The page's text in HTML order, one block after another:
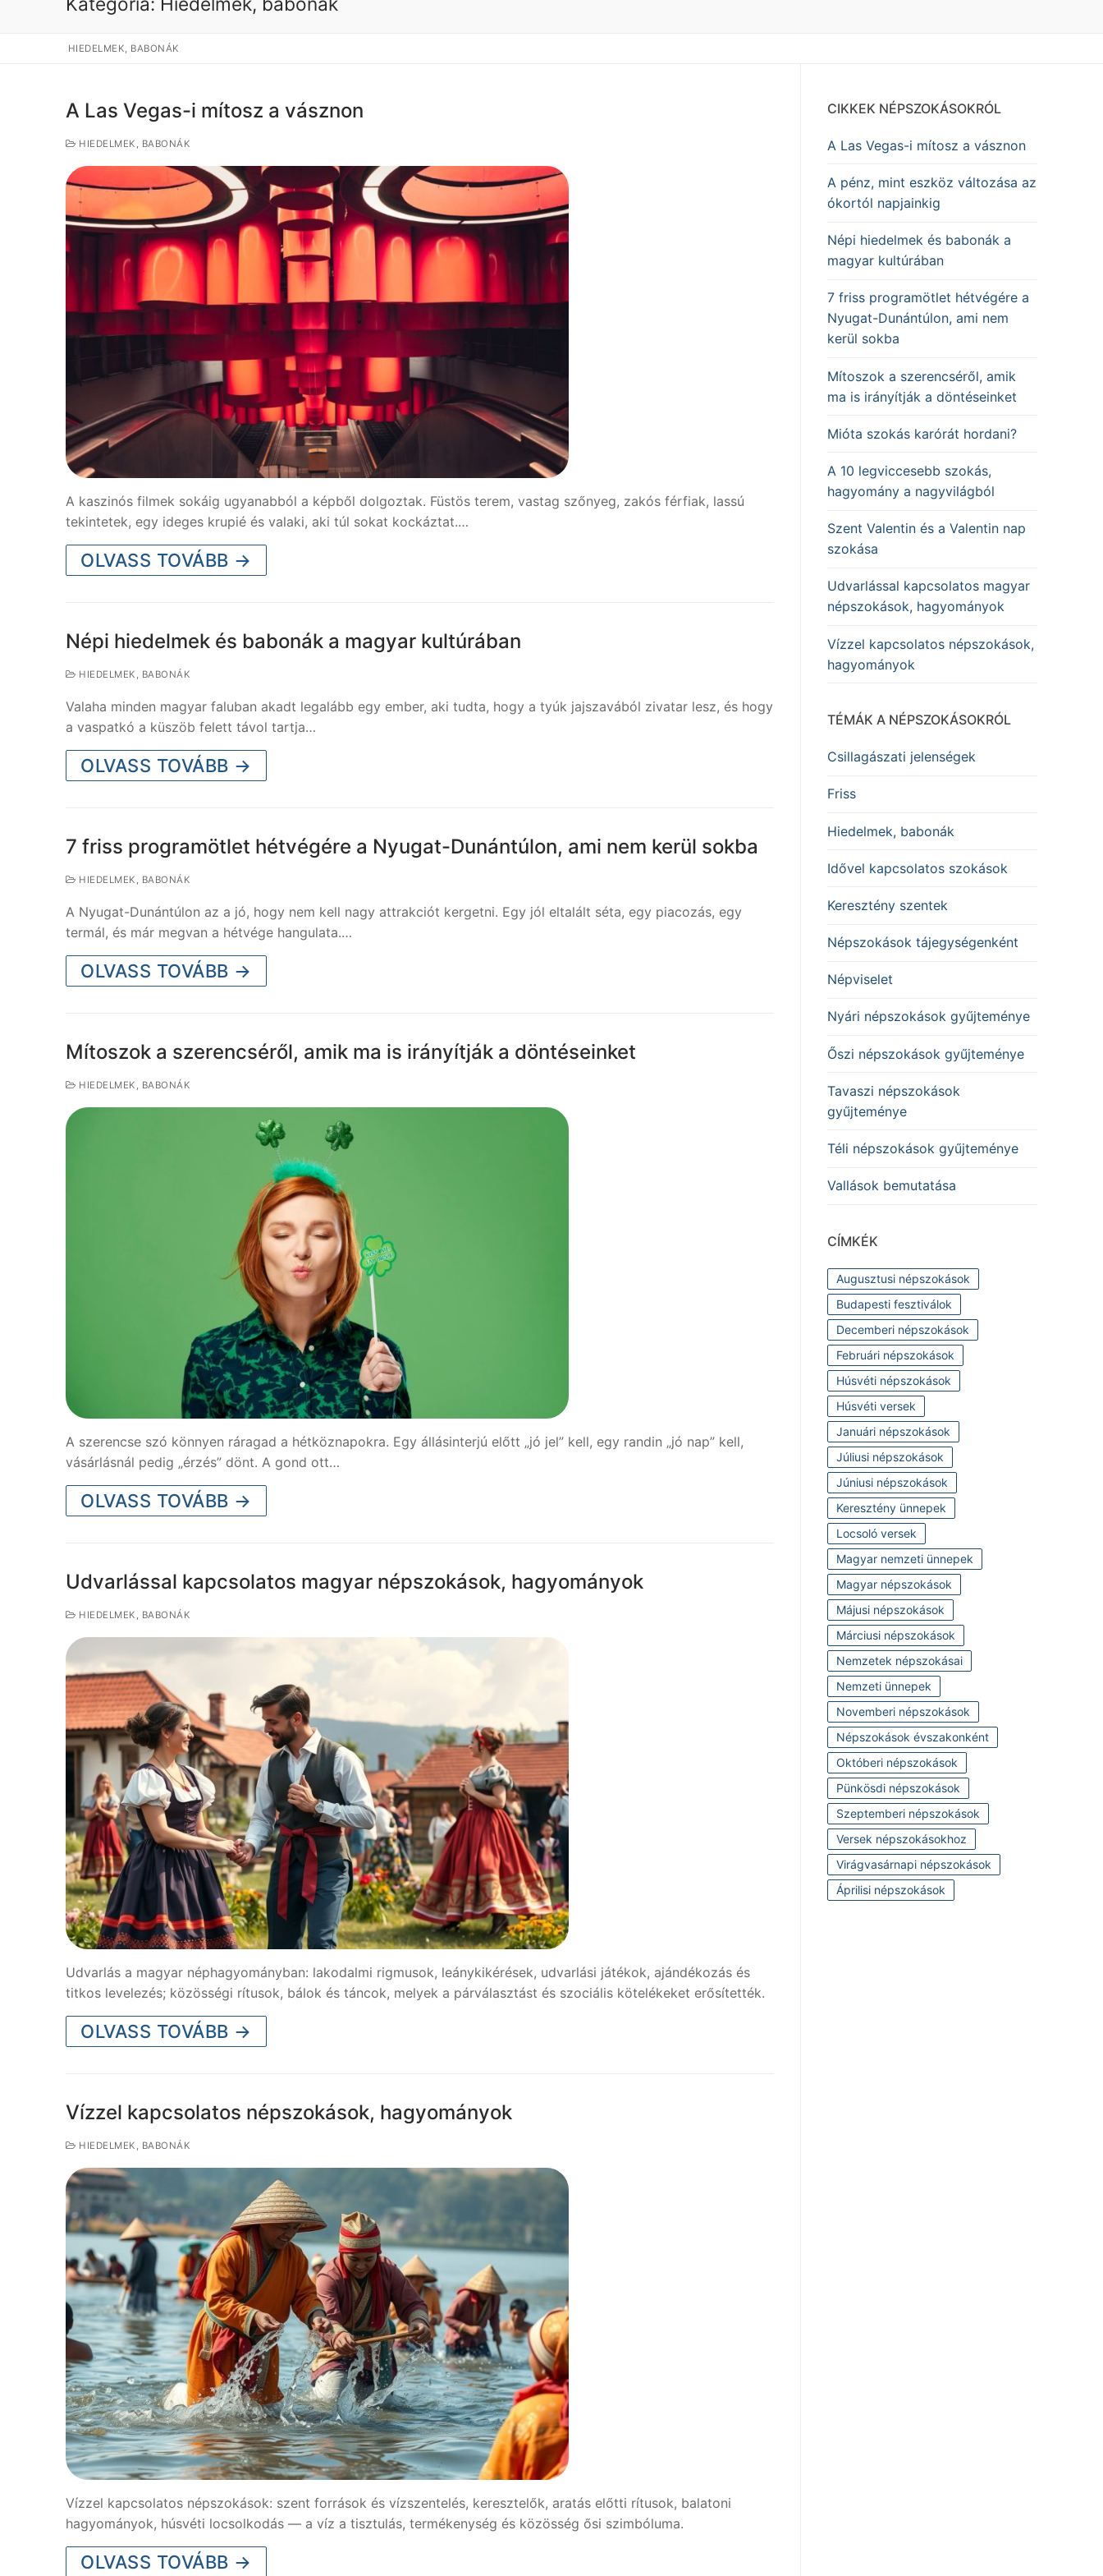
HIEDELMEK, BABONÁK
A Las Vegas-i mítosz a vásznon
HIEDELMEK, BABONÁK
A kaszinós filmek sokáig ugyanabból a képből dolgoztak. Füstös terem, vastag szőnyeg, zakós férfiak, lassú
tekintetek, egy ideges krupié és valaki, aki túl sokat kockáztat.…
OLVASS TOVÁBB →
Népi hiedelmek és babonák a magyar kultúrában
HIEDELMEK, BABONÁK
Valaha minden magyar faluban akadt legalább egy ember, aki tudta, hogy a tyúk jajszavából zivatar lesz, és hogy
a vaspatkó a küszöb felett távol tartja…
OLVASS TOVÁBB →
7 friss programötlet hétvégére a Nyugat-Dunántúlon, ami nem kerül sokba
HIEDELMEK, BABONÁK
A Nyugat-Dunántúlon az a jó, hogy nem kell nagy attrakciót kergetni. Egy jól eltalált séta, egy piacozás, egy
termál, és már megvan a hétvége hangulata.…
OLVASS TOVÁBB →
Mítoszok a szerencséről, amik ma is irányítják a döntéseinket
HIEDELMEK, BABONÁK
A szerencse szó könnyen ráragad a hétköznapokra. Egy állásinterjú előtt „jó jel” kell, egy randin „jó nap” kell,
vásárlásnál pedig „érzés” dönt. A gond ott…
OLVASS TOVÁBB →
Udvarlással kapcsolatos magyar népszokások, hagyományok
HIEDELMEK, BABONÁK
Udvarlás a magyar néphagyományban: lakodalmi rigmusok, leánykikérések, udvarlási játékok, ajándékozás és
titkos levelezés; közösségi rítusok, bálok és táncok, melyek a párválasztást és szociális kötelékeket erősítették.
OLVASS TOVÁBB →
Vízzel kapcsolatos népszokások, hagyományok
HIEDELMEK, BABONÁK
Vízzel kapcsolatos népszokások: szent források és vízszentelés, keresztelők, aratás előtti rítusok, balatoni
hagyományok, húsvéti locsolkodás — a víz a tisztulás, termékenység és közösség ősi szimbóluma.
OLVASS TOVÁBB →
CIKKEK NÉPSZOKÁSOKRÓL
A Las Vegas-i mítosz a vásznon
A pénz, mint eszköz változása az
ókortól napjainkig
Népi hiedelmek és babonák a
magyar kultúrában
7 friss programötlet hétvégére a
Nyugat-Dunántúlon, ami nem
kerül sokba
Mítoszok a szerencséről, amik
ma is irányítják a döntéseinket
Mióta szokás karórát hordani?
A 10 legviccesebb szokás,
hagyomány a nagyvilágból
Szent Valentin és a Valentin nap
szokása
Udvarlással kapcsolatos magyar
népszokások, hagyományok
Vízzel kapcsolatos népszokások,
hagyományok
TÉMÁK A NÉPSZOKÁSOKRÓL
Csillagászati jelenségek
Friss
Hiedelmek, babonák
Idővel kapcsolatos szokások
Keresztény szentek
Népszokások tájegységenként
Népviselet
Nyári népszokások gyűjteménye
Őszi népszokások gyűjteménye
Tavaszi népszokások
gyűjteménye
Téli népszokások gyűjteménye
Vallások bemutatása
CÍMKÉK
Augusztusi népszokások
Budapesti fesztiválok
Decemberi népszokások
Februári népszokások
Húsvéti népszokások
Húsvéti versek
Januári népszokások
Júliusi népszokások
Júniusi népszokások
Keresztény ünnepek
Locsoló versek
Magyar nemzeti ünnepek
Magyar népszokások
Májusi népszokások
Márciusi népszokások
Nemzetek népszokásai
Nemzeti ünnepek
Novemberi népszokások
Népszokások évszakonként
Októberi népszokások
Pünkösdi népszokások
Szeptemberi népszokások
Versek népszokásokhoz
Virágvasárnapi népszokások
Áprilisi népszokások